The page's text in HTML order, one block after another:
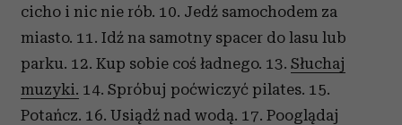
cicho i nic nie rób. 10. Jedź samochodem za
miasto. 11. Idź na samotny spacer do lasu lub
parku. 12. Kup sobie coś ładnego. 13. Słuchaj
muzyki. 14. Spróbuj poćwiczyć pilates. 15.
Potańcz. 16. Usiądź nad wodą. 17. Pooglądaj